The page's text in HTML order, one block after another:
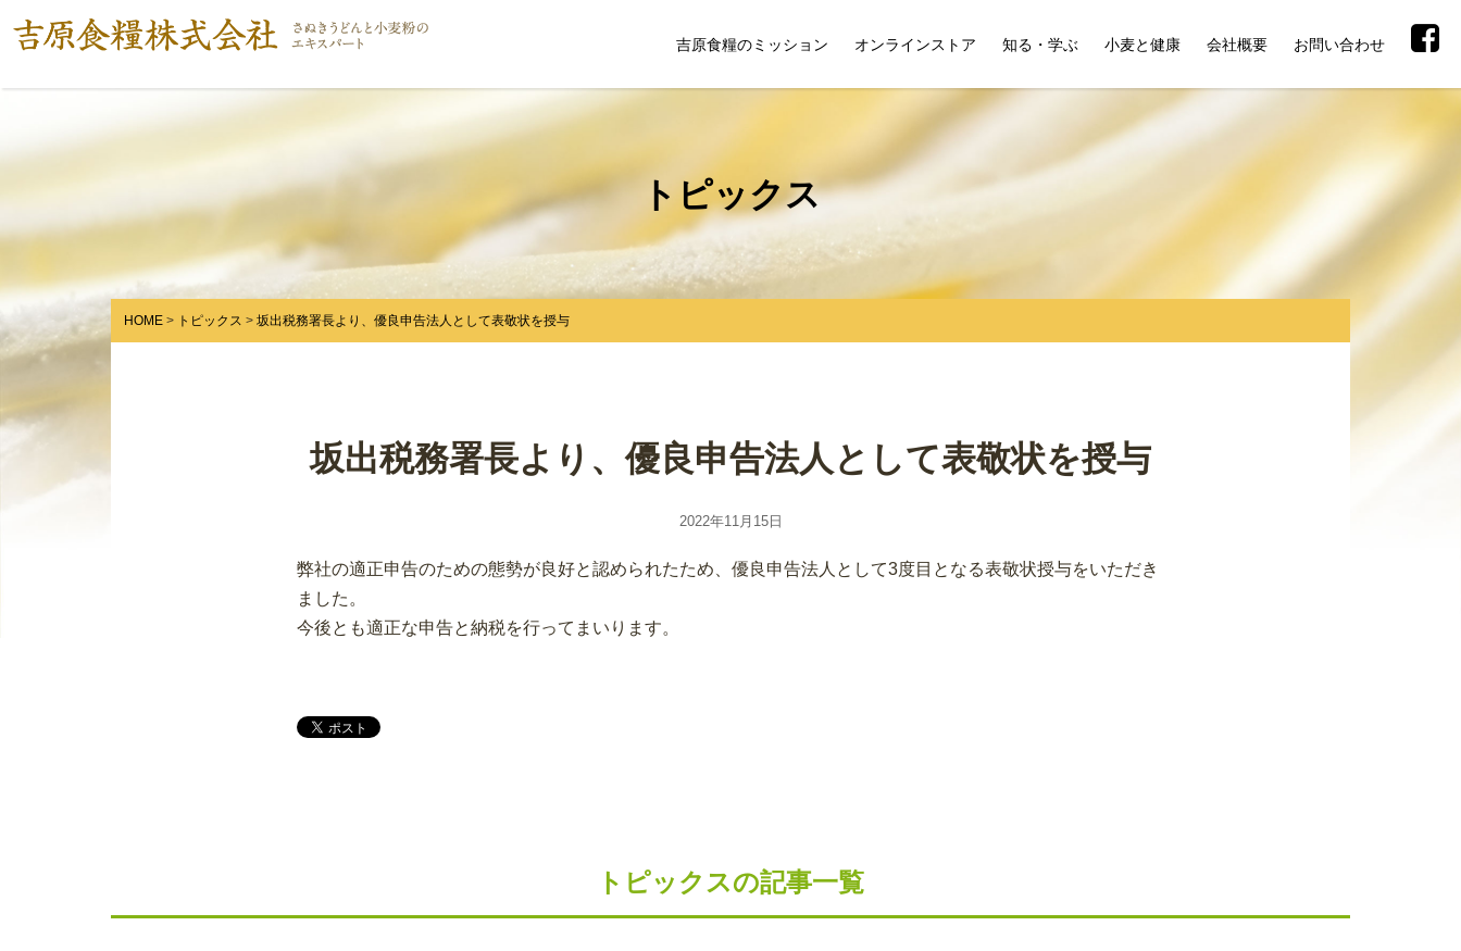
吉原食糧のミッション オンラインストア 知る・学ぶ 小麦と健康 会社概要 お問い合わせ
トピックス
HOME トピックス 坂出税務署長より、優良申告法人として表敬状を授与
坂出税務署長より、優良申告法人として表敬状を授与
2022年11月15日
弊社の適正申告のための態勢が良好と認められたため、優良申告法人として3度目となる表敬状授与をいただき
ました。
今後とも適正な申告と納税を行ってまいります。
トピックスの記事一覧